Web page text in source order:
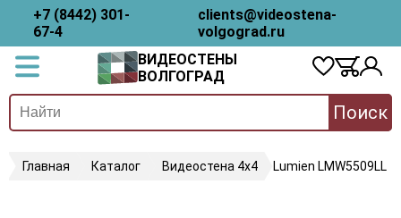
+7 (8442) 301-
67-4
clients@videostena-
volgograd.ru
ВИДЕОСТЕНЫ
ВОЛГОГРАД
Поиск
Главная Каталог Видеостена 4х4 Lumien LMW5509LL